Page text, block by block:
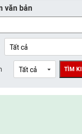
Việt Nam tỉnh Nghệ An
Việt Nam tỉnh Lào Cai
Việt Nam tỉnh Thái
văn bản
TÌM